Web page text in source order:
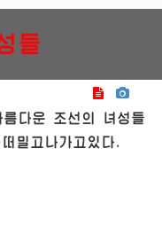
들
다운 조선의 녀성들
밀고나가고있다.